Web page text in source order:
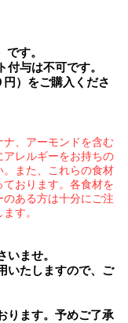
です。
与は不可です。
）をご購入くださ
、アーモンドを含む
レルギーをお持ちの
また、これらの食材
おります。各食材を
ある方は十分にご注
す。
ませ。
いたしますので、ご
ります。予めご了承